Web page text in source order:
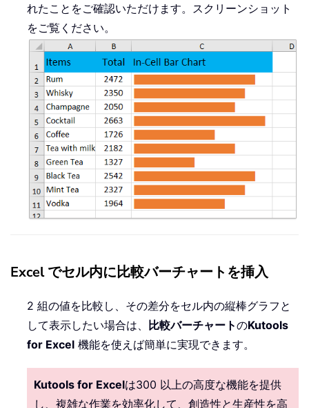
れたことをご確認いただけます。スクリーンショット
をご覧ください。
Excel でセル内に比較バーチャートを挿入
2 組の値を比較し、その差分をセル内の縦棒グラフと
して表示したい場合は、
比較バーチャートのKutools
for Excel 機能を使えば簡単に実現できます。
Kutools for Excelは300 以上の高度な機能を提供
し、複雑な作業を効率化して、創造性と生産性を高